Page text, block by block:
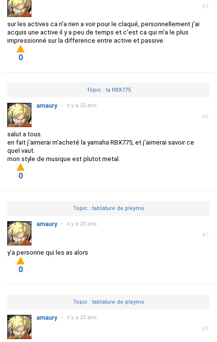
#5
sur les actives ca n'a rien a voir pour le claqué, personnellement j'ai
acquis une active il y a peu de temps et c'est ca qui m'a le plus
impressionné sur la difference entre active et passive.
0
Topic : la RBX775
#6
amaury • il y a 23 ans
salut a tous.
en fait j'aimerai m'acheté la yamaha RBX775, et j'aimerai savoir ce
quel vaut.
mon style de musique est plutot metal.
0
Topic : tablature de pleymo
#7
amaury • il y a 23 ans
y'a personne qui les as alors
0
Topic : tablature de pleymo
#8
amaury • il y a 23 ans